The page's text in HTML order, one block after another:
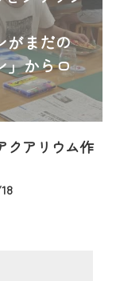
がまだの
」からロ
クアリウム作
』は2024
す！
の地域
、いつ